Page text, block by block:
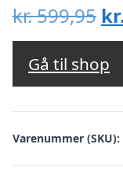
kr.599,95
pris
Gå til shop
Varenummer (SKU):